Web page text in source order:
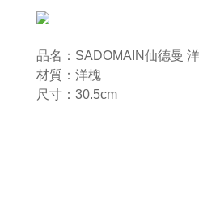
品名：SADOMAIN仙德曼
材質：洋槐
尺寸：30.5cm